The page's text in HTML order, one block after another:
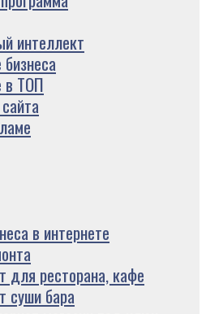
интеллект
в ТОП
в интернете
для ресторана, кафе
суши бара